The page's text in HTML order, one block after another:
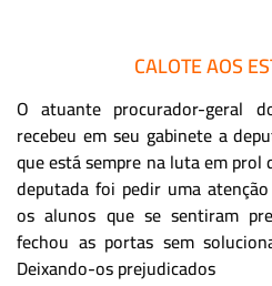
CALOTE AOS
O atuante procurador-geral
recebeu em seu gabinete a
que está sempre na luta em
deputada foi pedir uma
os alunos que se sentiram
fechou as portas sem
Deixando-os prejudicados